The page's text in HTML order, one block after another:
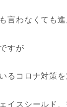
言わなくても
すが
るコロナ対策
イスシールド